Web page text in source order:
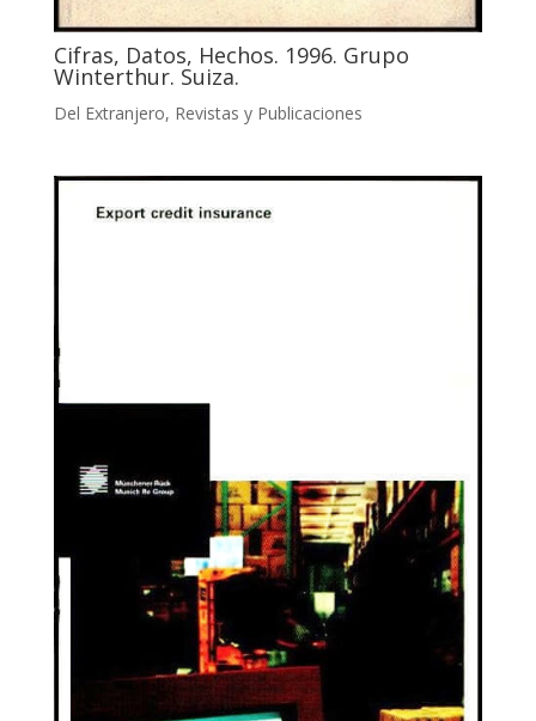
Cifras, Datos, Hechos. 1996. Grupo
Winterthur. Suiza.
Del Extranjero, Revistas y Publicaciones